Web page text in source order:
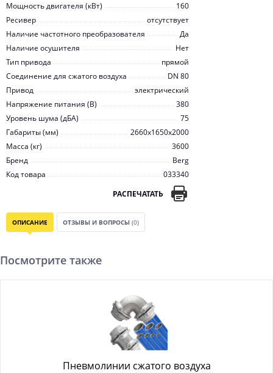
Мощность двигателя (кВт)
160
Ресивер
отсутствует
Наличие частотного преобразователя
Да
Наличие осушителя
Нет
Тип привода
прямой
Соединение для сжатого воздуха
DN 80
Привод
электрический
Напряжение питания (В)
380
Уровень шума (дБА)
75
Габариты (мм)
2660x1650x2000
Масса (кг)
3600
Бренд
Berg
Код товара
033340
РАСПЕЧАТАТЬ
ОПИСАНИЕ ОТЗЫВЫ И ВОПРОСЫ (0)
Посмотрите также
Пневмолинии сжатого воздуха